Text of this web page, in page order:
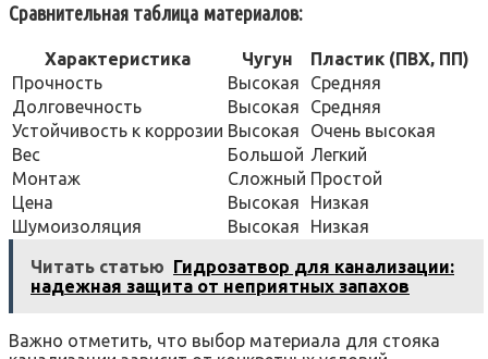
Сравнительная таблица материалов:
Характеристика Чугун
Пластик (ПВХ‚ ПП)
Прочность
Высокая
Средняя
Долговечность
Высокая
Средняя
Устойчивость к коррозии Высокая
Очень высокая
Вес
Большой Легкий
Монтаж
Сложный Простой
Цена
Высокая
Низкая
Шумоизоляция
Высокая Низкая
Читать статью
Гидрозатвор для канализации:
надежная защита от неприятных запахов
Важно отметить‚ что выбор материала для стояка